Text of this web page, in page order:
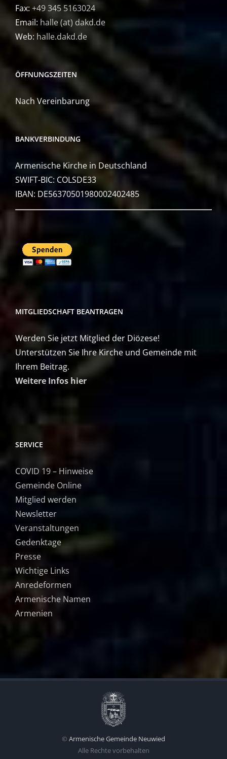
Fax: +49 345 5163024
Email: halle (at) dakd.de
Web: halle.dakd.de
ÖFFNUNGSZEITEN
Nach Vereinbarung
BANKVERBINDUNG
Armenische Kirche in Deutschland
SWIFT-BIC: COLSDE33
IBAN: DE56370501980002402485
MITGLIEDSCHAFT BEANTRAGEN
Werden Sie jetzt Mitglied der Diözese!
Unterstützen Sie Ihre Kirche und Gemeinde mit
Ihrem Beitrag.
Weitere Infos hier
SERVICE
COVID 19 – Hinweise
Gemeinde Online
Mitglied werden
Newsletter
Veranstaltungen
Gedenktage
Presse
Wichtige Links
Anredeformen
Armenische Namen
Armenien
© Armenische Gemeinde Neuwied
Alle Rechte vorbehalten